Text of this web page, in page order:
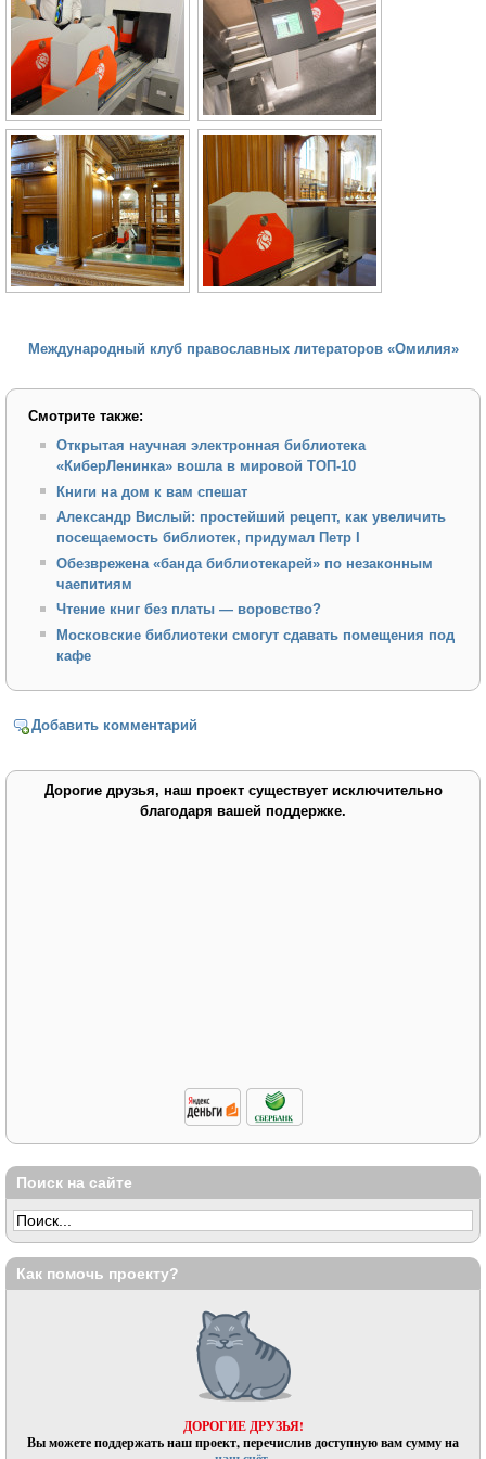
Международный клуб православных литераторов «Омилия»
Смотрите также:
Открытая научная электронная библиотека
«КиберЛенинка» вошла в мировой ТОП-10
Книги на дом к вам спешат
Александр Вислый: простейший рецепт, как увеличить
посещаемость библиотек, придумал Петр I
Обезврежена «банда библиотекарей» по незаконным
чаепитиям
Чтение книг без платы — воровство?
Московские библиотеки смогут сдавать помещения под
кафе
Добавить комментарий
Дорогие друзья, наш проект существует исключительно
благодаря вашей поддержке.
Поиск на сайте
Как помочь проекту?
ДОРОГИЕ ДРУЗЬЯ!
Вы можете поддержать наш проект, перечислив доступную вам сумму на